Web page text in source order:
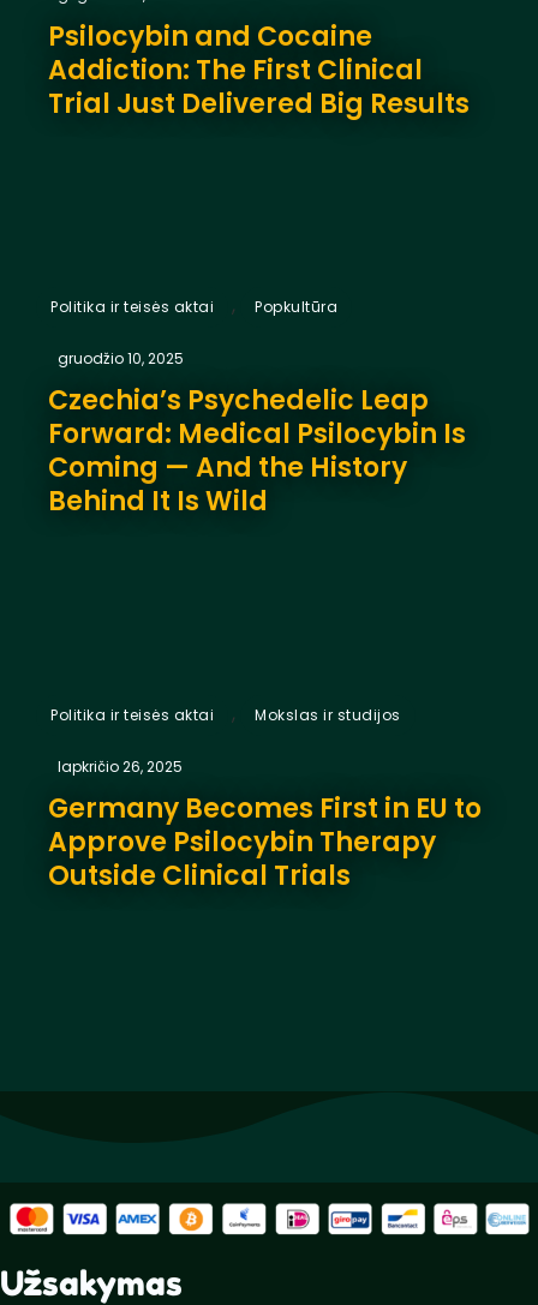
Psilocybin and Cocaine
Addiction: The First Clinical
Trial Just Delivered Big Results
Politika ir teisės aktai , Popkultūra
gruodžio 10, 2025
Czechia’s Psychedelic Leap
Forward: Medical Psilocybin Is
Coming — And the History
Behind It Is Wild
Politika ir teisės aktai , Mokslas ir studijos
lapkričio 26, 2025
Germany Becomes First in EU to
Approve Psilocybin Therapy
Outside Clinical Trials
Užsakymas